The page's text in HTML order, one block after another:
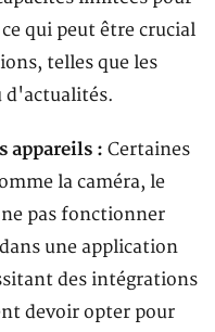
qui peut être crucial
telles que les
d'actualités.
appareils : Certaines
la caméra, le
ne pas fonctionner
une application
des intégrations
devoir opter pour